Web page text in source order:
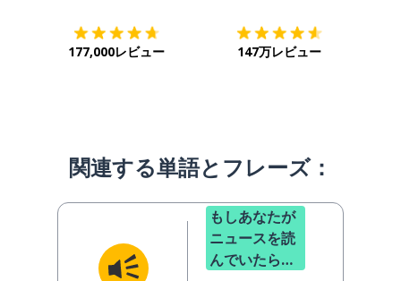
177,000レビュー 147万レビュー
関連する単語とフレーズ：
もしあなたが
ニュースを読
んでいたら、